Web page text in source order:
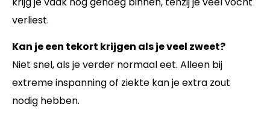
verliest.
Kan je een tekort krijgen als je veel zweet?
Niet snel, als je verder normaal eet. Alleen bij
extreme inspanning of ziekte kan je extra zout
nodig hebben.